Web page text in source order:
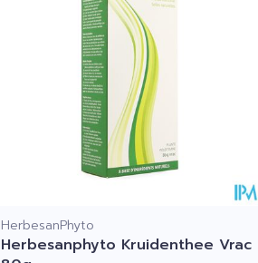
HerbesanPhyto
Herbesanphyto Kruidenthee Vrac